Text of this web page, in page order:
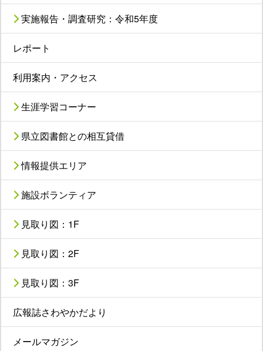
実施報告・調査研究：令和5年度
レポート
利用案内・アクセス
生涯学習コーナー
県立図書館との相互貸借
情報提供エリア
施設ボランティア
見取り図：1F
見取り図：2F
見取り図：3F
広報誌さわやかだより
メールマガジン